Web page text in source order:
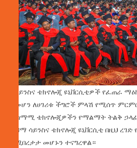
የሳይንስና ቴክኖሎጂ ዩኒቨርሲቲዎች የፈጠራ
በመሆን ለሀገሪቱ ችግሮች ምላሽ የሚሰጥ
ተስማሚ ቴክኖሎጂዎችን የማልማት ትልቅ
አዳማ ሳይንስና ቴክኖሎጂ ዩኒቨርሲቲ በዚህ
የሚበረታታ መሆኑን ተናግረዋል።